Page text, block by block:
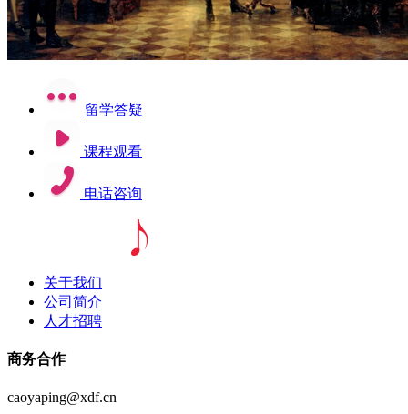
留学答疑
课程观看
电话咨询
关于我们
公司简介
人才招聘
商务合作
caoyaping@xdf.cn